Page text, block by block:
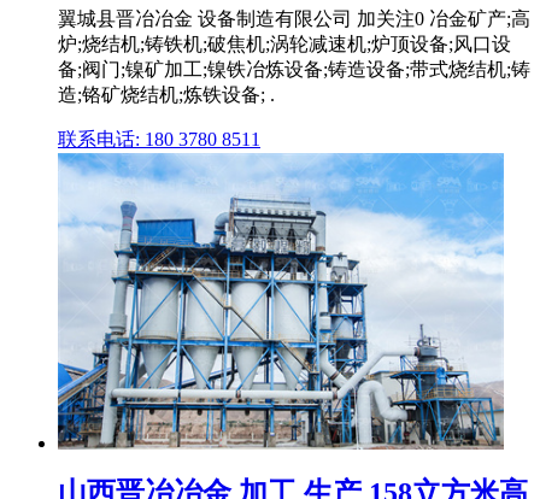
翼城县晋冶冶金 设备制造有限公司 加关注0 冶金矿产;高
炉;烧结机;铸铁机;破焦机;涡轮减速机;炉顶设备;风口设
备;阀门;镍矿加工;镍铁冶炼设备;铸造设备;带式烧结机;铸
造;铬矿烧结机;炼铁设备; .
联系电话: 180 3780 8511
山西晋冶冶金 加工 生产 158立方米高